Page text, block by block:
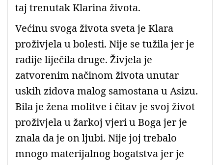
taj trenutak Klarina života.
Većinu svoga života sveta je Klara
proživjela u bolesti. Nije se tužila jer je
radije liječila druge. Živjela je
zatvorenim načinom života unutar
uskih zidova malog samostana u Asizu.
Bila je žena molitve i čitav je svoj život
proživjela u žarkoj vjeri u Boga jer je
znala da je on ljubi. Nije joj trebalo
mnogo materijalnog bogatstva jer je